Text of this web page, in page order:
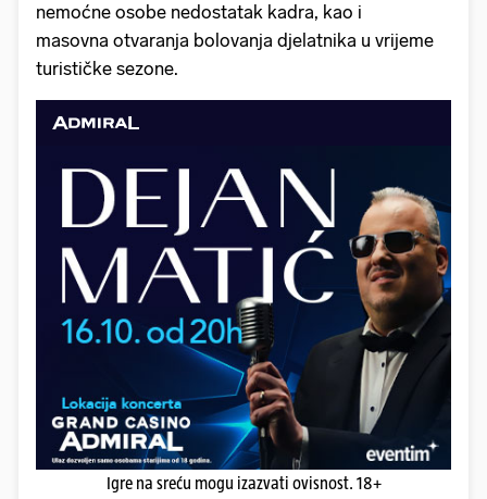
nemoćne osobe nedostatak kadra, kao i
masovna otvaranja bolovanja djelatnika u vrijeme
turističke sezone.
Igre na sreću mogu izazvati ovisnost. 18+